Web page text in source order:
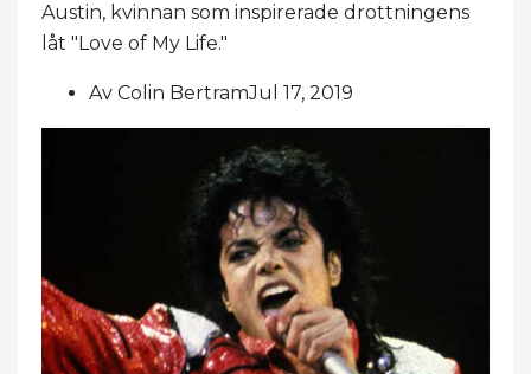
Austin, kvinnan som inspirerade drottningens
låt "Love of My Life."
Av Colin BertramJul 17, 2019